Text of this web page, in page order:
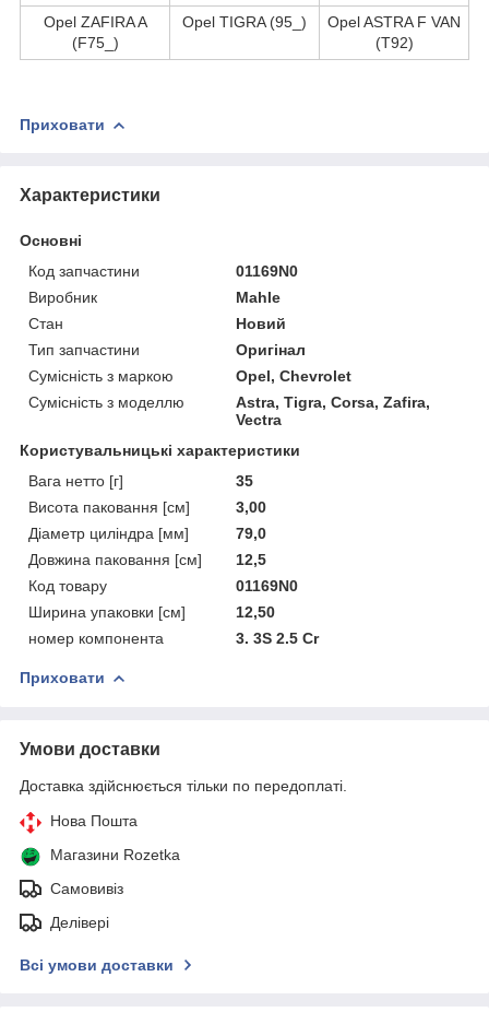
Opel ZAFIRA A
(F75_)
Opel TIGRA (95_)
Opel ASTRA F VAN
(T92)
Приховати
Характеристики
Основні
Код запчастини
01169N0
Виробник
Mahle
Стан
Новий
Тип запчастини
Оригінал
Сумісність з маркою
Opel, Chevrolet
Сумісність з моделлю
Astra, Tigra, Corsa, Zafira,
Vectra
Користувальницькі характеристики
Вага нетто [г]
35
Висота паковання [см]
3,00
Діаметр циліндра [мм]
79,0
Довжина паковання [см]
12,5
Код товару
01169N0
Ширина упаковки [см]
12,50
номер компонента
3. 3S 2.5 Cr
Приховати
Умови доставки
Доставка здійснюється тільки по передоплаті.
Нова Пошта
Магазини Rozetka
Самовивіз
Делівері
Всі умови доставки